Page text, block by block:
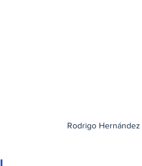
Rodrigo